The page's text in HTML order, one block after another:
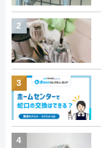
2
3
4